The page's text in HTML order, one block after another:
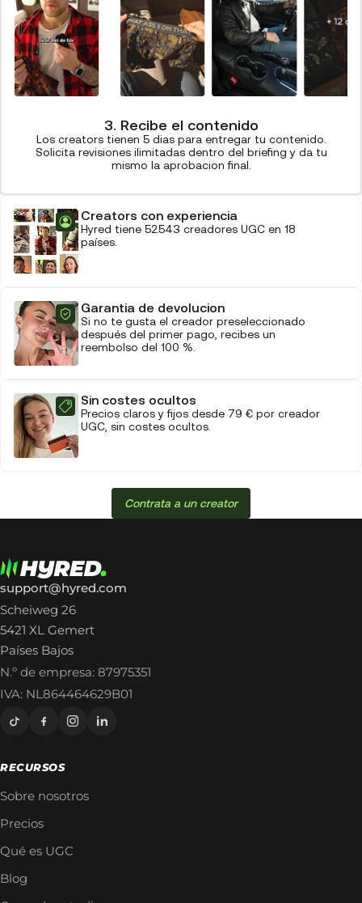
3. Recibe el contenido
Los creators tienen 5 dias para entregar tu contenido.
Solicita revisiones ilimitadas dentro del briefing y da tu
mismo la aprobacion final.
Creators con experiencia
Hyred tiene 52.543 creadores UGC en 18
países.
Garantia de devolucion
Si no te gusta el creador preseleccionado
después del primer pago, recibes un
reembolso del 100 %.
Sin costes ocultos
Precios claros y fijos desde 79 € por creador
UGC, sin costes ocultos.
Contrata a un creator
support@hyred.com
Scheiweg 26
5421 XL Gemert
Países Bajos
N.º de empresa: 87975351
IVA: NL864464629B01
RECURSOS
Sobre nosotros
Precios
Qué es UGC
Blog